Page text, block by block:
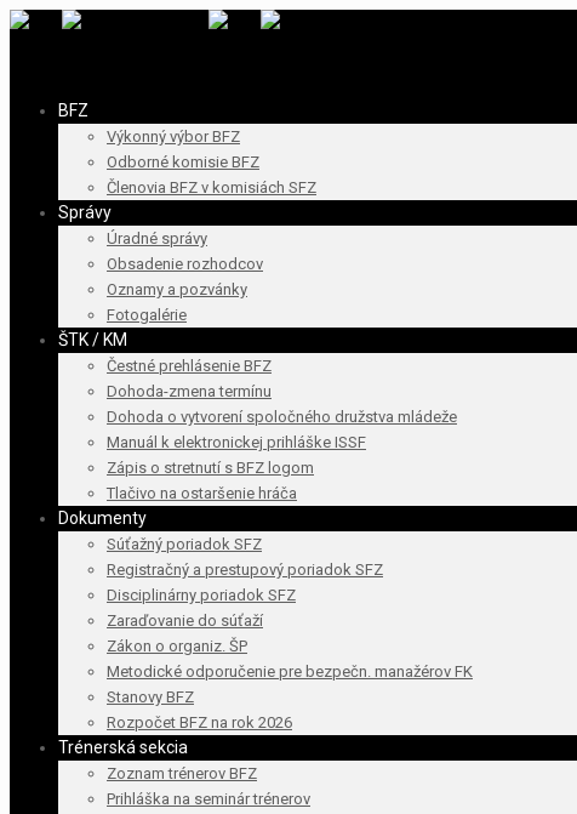
BFZ
Výkonný výbor BFZ
Odborné komisie BFZ
Členovia BFZ v komisiách SFZ
Správy
Úradné správy
Obsadenie rozhodcov
Oznamy a pozvánky
Fotogalérie
ŠTK / KM
Čestné prehlásenie BFZ
Dohoda-zmena termínu
Dohoda o vytvorení spoločného družstva mládeže
Manuál k elektronickej prihláške ISSF
Zápis o stretnutí s BFZ logom
Tlačivo na ostaršenie hráča
Dokumenty
Súťažný poriadok SFZ
Registračný a prestupový poriadok SFZ
Disciplinárny poriadok SFZ
Zaraďovanie do súťaží
Zákon o organiz. ŠP
Metodické odporučenie pre bezpečn. manažérov FK
Stanovy BFZ
Rozpočet BFZ na rok 2026
Trénerská sekcia
Zoznam trénerov BFZ
Prihláška na seminár trénerov